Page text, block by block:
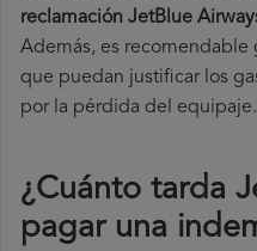
reclamación JetBlue
Además, es recomendable
que puedan justificar los
por la pérdida del equipaje.
¿Cuánto tarda
pagar una